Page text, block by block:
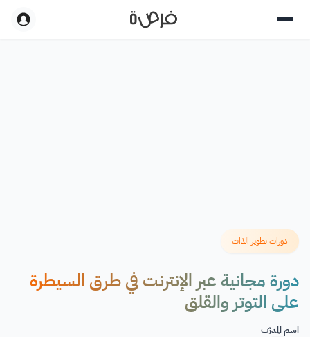
دورات تطوير الذات
دورة مجانية عبر الإنترنت في طرق السيطرة
على التوتر والقلق
اسم المدرّب